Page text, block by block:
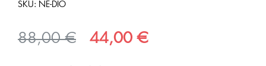
SKU: NE-DIO
88,00€
Original
44,00€Η